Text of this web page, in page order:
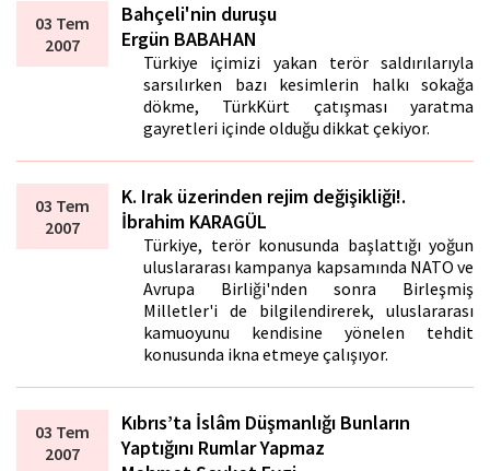
03 Tem
2007
Bahçeli'nin duruşu
Ergün BABAHAN
Türkiye içimizi yakan terör saldırılarıyla
sarsılırken bazı kesimlerin halkı sokağa
dökme, TürkKürt çatışması yaratma
gayretleri içinde olduğu dikkat çekiyor.
03 Tem
2007
K. Irak üzerinden rejim değişikliği!.
İbrahim KARAGÜL
Türkiye, terör konusunda başlattığı yoğun
uluslararası kampanya kapsamında NATO ve
Avrupa Birliği'nden sonra Birleşmiş
Milletler'i de bilgilendirerek, uluslararası
kamuoyunu kendisine yönelen tehdit
konusunda ikna etmeye çalışıyor.
03 Tem
2007
Kıbrıs’ta İslâm Düşmanlığı Bunların
Yaptığını Rumlar Yapmaz